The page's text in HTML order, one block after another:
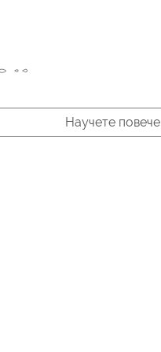
Научете повече